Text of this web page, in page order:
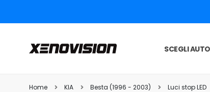
SCEGLI AUTO
Home KIA Besta (1996 - 2003) Luci stop LED